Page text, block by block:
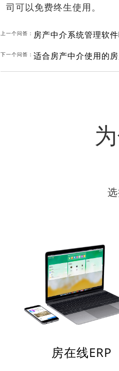
司可以免费终生使用。
上一个问答： 房产中介系统管理软
下一个问答： 适合房产中介使用的
房在线ERP